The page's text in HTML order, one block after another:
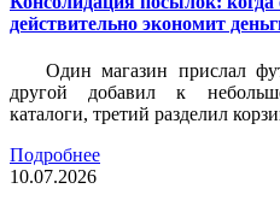
действительно экономит
Один магазин прислал
другой добавил к
каталоги, третий разделил
Подробнее
10.07.2026